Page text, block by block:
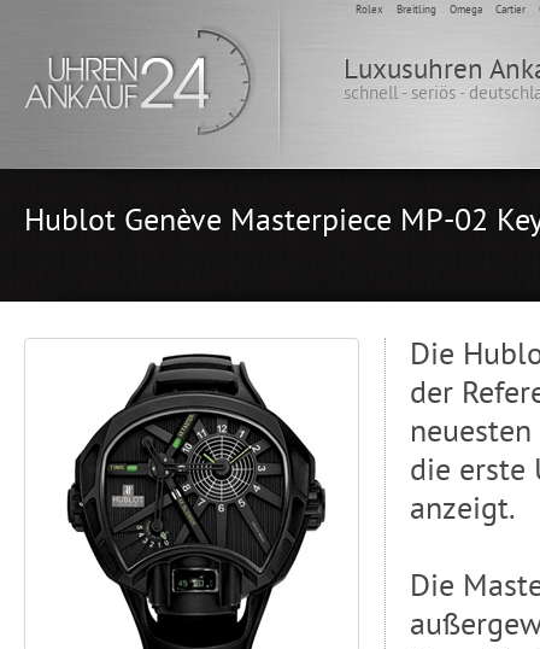
Rolex Breitling Omega Cartier
Luxusuhren
schnell - seriös -
Hublot Genève Masterpiece MP-02
Die
der
die erste
anzeigt.
Die